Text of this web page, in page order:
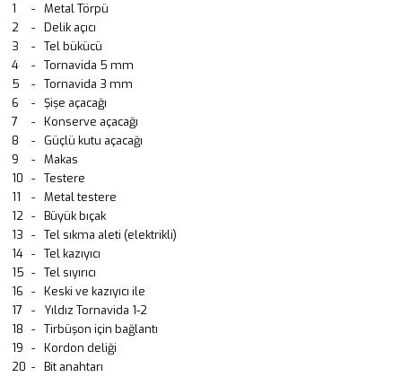
1
- Metal Törpü
2
- Delik açıcı
3
- Tel bükücü
4
- Tornavida 5 mm
5
- Tornavida 3 mm
6
- Şişe açacağı
7
- Konserve açacağı
8
-
Güçlü kutu açacağı
9
- Makas
10 - Testere
11
- Metal testere
12 - Büyük bıçak
13 - Tel sıkma aleti (elektrikli)
14 - Tel kazıyıcı
15 - Tel sıyırıcı
16 - Keski ve kazıyıcı ile
17
-
Yıldız Tornavida 1-2
18 - Tirbüşon için bağlantı
19 - Kordon deliği
20 - Bit anahtarı